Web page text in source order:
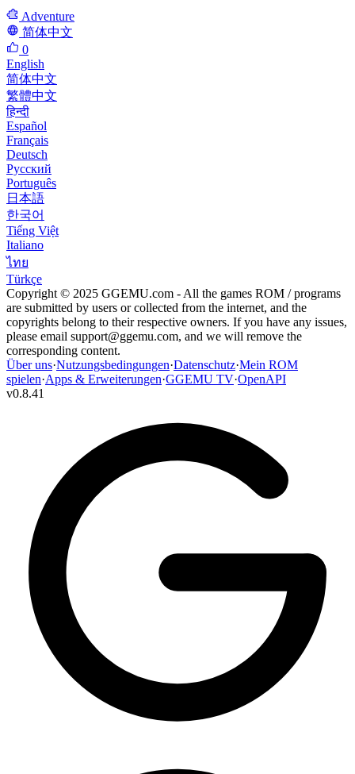
Adventure
简体中文
0
English
简体中文
繁體中文
हिन्दी
Español
Français
Deutsch
Русский
Português
日本語
한국어
Tiếng Việt
Italiano
ไทย
Türkçe
Copyright © 2025 GGEMU.com - All the games ROM / programs
are submitted by users or collected from the internet, and the
copyrights belong to their respective owners. If you have any issues,
please email support@ggemu.com, and we will remove the
corresponding content.
Über uns·Nutzungsbedingungen·Datenschutz·Mein ROM
spielen·Apps & Erweiterungen·GGEMU TV·OpenAPI
v0.8.41